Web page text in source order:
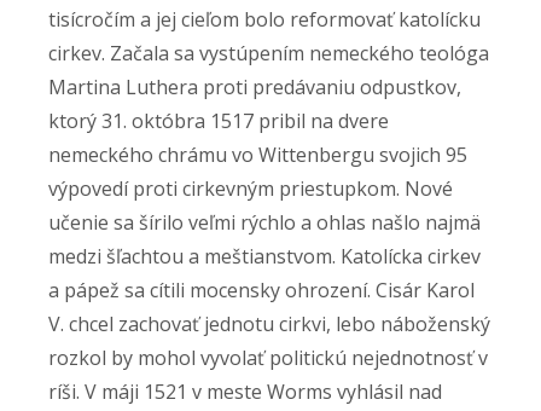
tisícročím a jej cieľom bolo reformovať katolícku
cirkev. Začala sa vystúpením nemeckého teológa
Martina Luthera proti predávaniu odpustkov,
ktorý 31. októbra 1517 pribil na dvere
nemeckého chrámu vo Wittenbergu svojich 95
výpovedí proti cirkevným priestupkom. Nové
učenie sa šírilo veľmi rýchlo a ohlas našlo najmä
medzi šľachtou a meštianstvom. Katolícka cirkev
a pápež sa cítili mocensky ohrození. Cisár Karol
V. chcel zachovať jednotu cirkvi, lebo náboženský
rozkol by mohol vyvolať politickú nejednotnosť v
ríši. V máji 1521 v meste Worms vyhlásil nad